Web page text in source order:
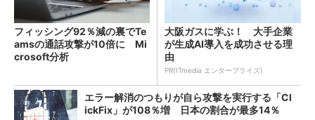
フィッシング92％減の裏でTe
amsの通話攻撃が10倍に Mi
crosoft分析
大阪ガスに学ぶ！ 大手企業
が生成AI導入を成功させる理
由
PR(ITmedia エンタープライズ)
エラー解消のつもりが自ら攻撃を実行する「Cl
ickFix」が108％増 日本の割合が最多14％